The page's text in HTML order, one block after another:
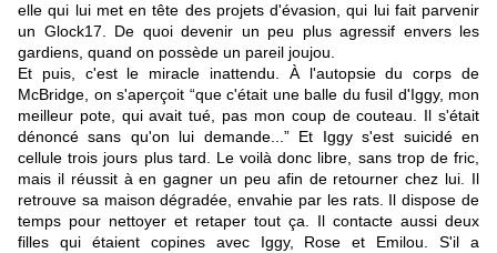
elle qui lui met en tête des projets d'évasion, qui lui fait parvenir
un Glock17. De quoi devenir un peu plus agressif envers les
gardiens, quand on possède un pareil joujou.
Et puis, c'est le miracle inattendu. À l'autopsie du corps de
McBridge, on s'aperçoit “que c'était une balle du fusil d'Iggy, mon
meilleur pote, qui avait tué, pas mon coup de couteau. Il s'était
dénoncé sans qu'on lui demande...” Et Iggy s'est suicidé en
cellule trois jours plus tard. Le voilà donc libre, sans trop de fric,
mais il réussit à en gagner un peu afin de retourner chez lui. Il
retrouve sa maison dégradée, envahie par les rats. Il dispose de
temps pour nettoyer et retaper tout ça. Il contacte aussi deux
filles qui étaient copines avec Iggy, Rose et Emilou. S'il a